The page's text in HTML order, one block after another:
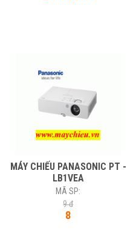
MÁY CHIẾU PANASONIC PT -
LB1VEA
MÃ SP:
9 đ
8